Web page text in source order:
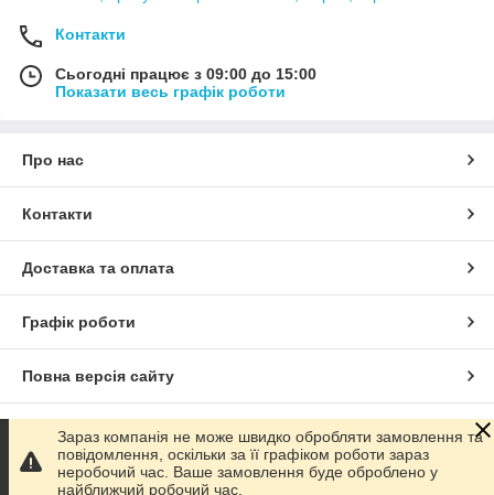
Контакти
Сьогодні працює з 09:00 до 15:00
Показати весь графік роботи
Про нас
Контакти
Доставка та оплата
Графік роботи
Повна версія сайту
Сайт створено на маркетплейсі Prom.ua
Політика конфіденційності
Зараз компанія не може швидко обробляти замовлення та
повідомлення, оскільки за її графіком роботи зараз
неробочий час. Ваше замовлення буде оброблено у
найближчий робочий час.